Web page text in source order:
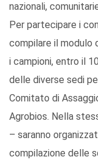
nazionali,
Per partecipare i
compilare il modulo
i campioni, entro il
delle diverse sedi
Comitato di
Agrobios. Nella
– saranno
compilazione delle